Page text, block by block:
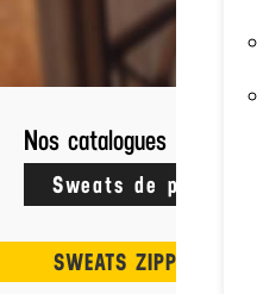
Nos catalogues
SWEATS ZIPPÉS